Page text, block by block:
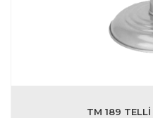
TM 189